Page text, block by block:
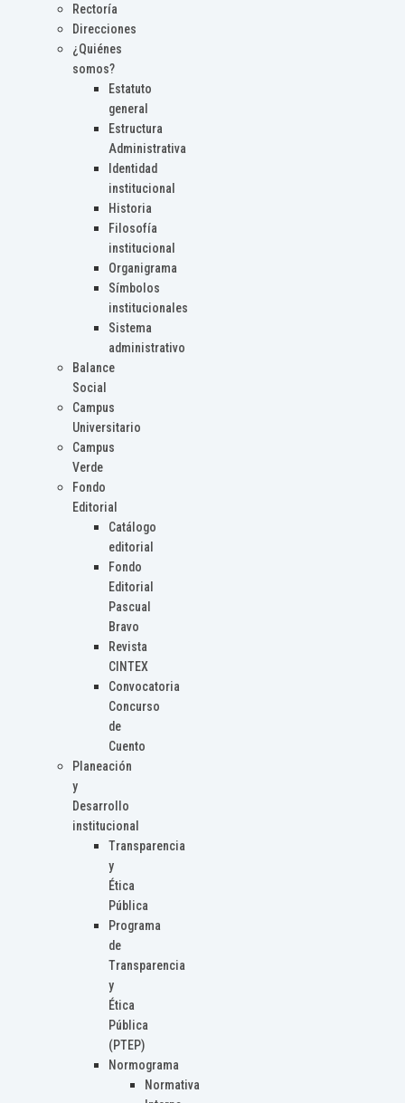
Rectoría
Direcciones
¿Quiénes
somos?
Estatuto
general
Estructura
Administrativa
Identidad
institucional
Historia
Filosofía
institucional
Organigrama
Símbolos
institucionales
Sistema
administrativo
Balance
Social
Campus
Universitario
Campus
Verde
Fondo
Editorial
Catálogo
editorial
Fondo
Editorial
Pascual
Bravo
Revista
CINTEX
Convocatoria
Concurso
de
Cuento
Planeación
y
Desarrollo
institucional
Transparencia
y
Ética
Pública
Programa
de
Transparencia
y
Ética
Pública
(PTEP)
Normograma
Normativa